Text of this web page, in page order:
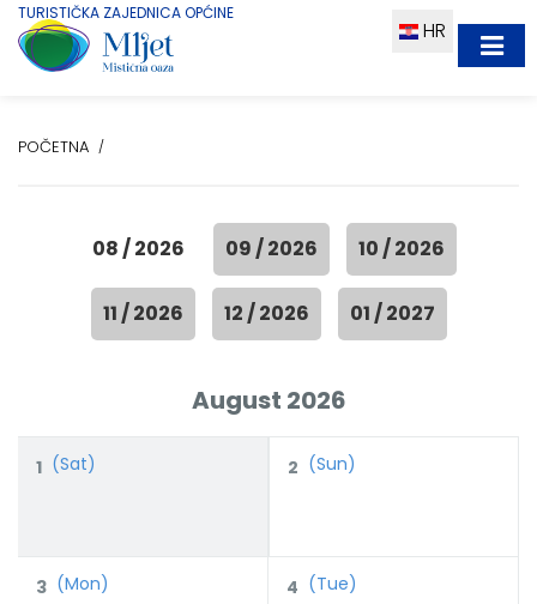
TURISTIČKA ZAJEDNICA OPĆINE
HR
POČETNA
08 / 2026 09 / 2026 10 / 2026
11 / 2026 12 / 2026 01 / 2027
August 2026
1 (Sat) 2 (Sun)
3 (Mon) 4 (Tue)